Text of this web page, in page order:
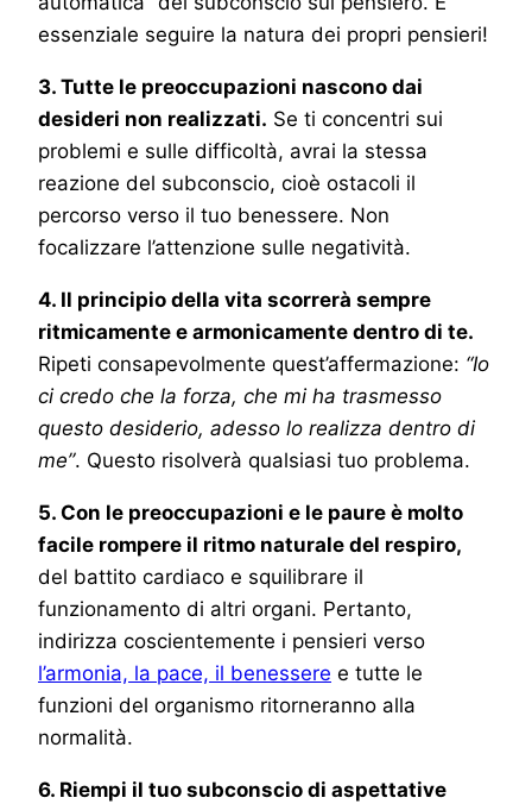
essenziale seguire la natura dei propri pensieri!
3. Tutte le preoccupazioni nascono dai
desideri non realizzati. Se ti concentri sui
problemi e sulle difficoltà, avrai la stessa
reazione del subconscio, cioè ostacoli il
percorso verso il tuo benessere. Non
focalizzare l’attenzione sulle negatività.
4. Il principio della vita scorrerà sempre
ritmicamente e armonicamente dentro di te.
Ripeti consapevolmente quest’affermazione: “Io
ci credo che la forza, che mi ha trasmesso
questo desiderio, adesso lo realizza dentro di
me”. Questo risolverà qualsiasi tuo problema.
5. Con le preoccupazioni e le paure è molto
facile rompere il ritmo naturale del respiro,
del battito cardiaco e squilibrare il
funzionamento di altri organi. Pertanto,
indirizza coscientemente i pensieri verso
l’armonia, la pace, il benessere e tutte le
funzioni del organismo ritorneranno alla
normalità.
6. Riempi il tuo subconscio di aspettative